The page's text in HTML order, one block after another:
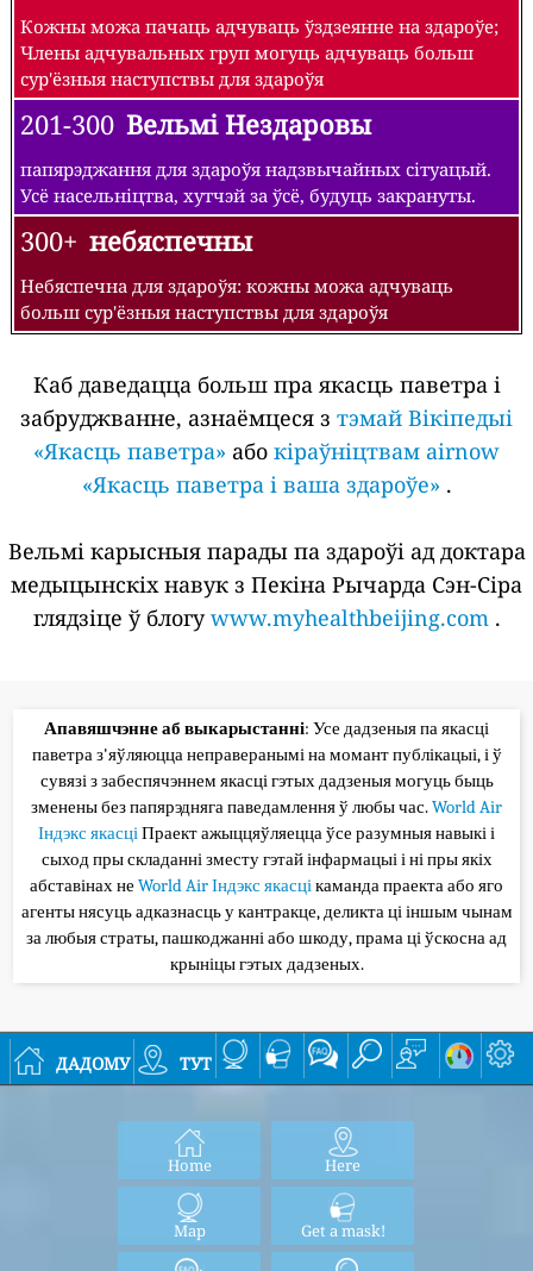
Кожны можа пачаць адчуваць ўздзеянне на здароўе;
Члены адчувальных груп могуць адчуваць больш
сур'ёзныя наступствы для здароўя
201-300 Вельмі Нездаровы
папярэджання для здароўя надзвычайных сітуацый.
Усё насельніцтва, хутчэй за ўсё, будуць закрануты.
300+ небяспечны
Небяспечна для здароўя: кожны можа адчуваць
больш сур'ёзныя наступствы для здароўя
Каб даведацца больш пра якасць паветра і
забруджванне, азнаёмцеся з тэмай Вікіпедыі
«Якасць паветра» або кіраўніцтвам airnow
«Якасць паветра і ваша здароўе» .
Вельмі карысныя парады па здароўі ад доктара
медыцынскіх навук з Пекіна Рычарда Сэн-Сіра
глядзіце ў блогуwww.myhealthbeijing.com.
Апавяшчэнне аб выкарыстанні: Усе дадзеныя па якасці
паветра з'яўляюцца неправеранымі на момант публікацыі, і ў
сувязі з забеспячэннем якасці гэтых дадзеныя могуць быць
зменены без папярэдняга паведамлення ў любы час.World Air
Індэкс якасціПраект ажыццяўляецца ўсе разумныя навыкі і
сыход пры складанні зместу гэтай інфармацыі і ні пры якіх
абставінах не World Air Індэкс якасцікаманда праекта або яго
агенты нясуць адказнасць у кантракце, деликта ці іншым чынам
за любыя страты, пашкоджанні або шкоду, прама ці ўскосна ад
крыніцы гэтых дадзеных.
дадому тут
Home Here
Map Get a mask!